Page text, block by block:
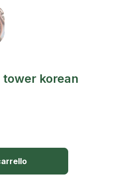
korean